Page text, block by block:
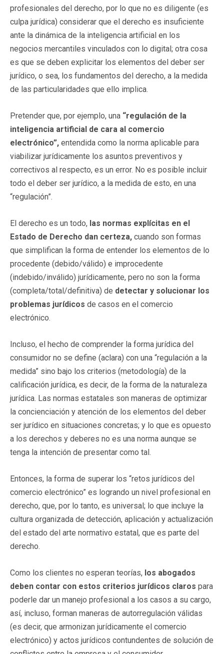
profesionales del derecho, por lo que no es diligente (es
culpa jurídica) considerar que el derecho es insuficiente
ante la dinámica de la inteligencia artificial en los
negocios mercantiles vinculados con lo digital; otra cosa
es que se deben explicitar los elementos del deber ser
jurídico, o sea, los fundamentos del derecho, a la medida
de las particularidades que ello implica.
Pretender que, por ejemplo, una “regulación de la
inteligencia artificial de cara al comercio
electrónico”, entendida como la norma aplicable para
viabilizar jurídicamente los asuntos preventivos y
correctivos al respecto, es un error. No es posible incluir
todo el deber ser jurídico, a la medida de esto, en una
“regulación”.
El derecho es un todo, las normas explícitas en el
Estado de Derecho dan certeza, cuando son formas
que simplifican la forma de entender los elementos de lo
procedente (debido/válido) e improcedente
(indebido/inválido) jurídicamente, pero no son la forma
(completa/total/definitiva) de detectar y solucionar los
problemas jurídicos de casos en el comercio
electrónico.
Incluso, el hecho de comprender la forma jurídica del
consumidor no se define (aclara) con una “regulación a la
medida” sino bajo los criterios (metodología) de la
calificación jurídica, es decir, de la forma de la naturaleza
jurídica. Las normas estatales son maneras de optimizar
la concienciación y atención de los elementos del deber
ser jurídico en situaciones concretas; y lo que es opuesto
a los derechos y deberes no es una norma aunque se
tenga la intención de presentar como tal.
Entonces, la forma de superar los “retos jurídicos del
comercio electrónico” es logrando un nivel profesional en
derecho, que, por lo tanto, es universal; lo que incluye la
cultura organizada de detección, aplicación y actualización
del estado del arte normativo estatal, que es parte del
derecho.
Como los clientes no esperan teorías, los abogados
deben contar con estos criterios jurídicos claros para
poderle dar un manejo profesional a los casos a su cargo,
así, incluso, forman maneras de autorregulación válidas
(es decir, que armonizan jurídicamente el comercio
electrónico) y actos jurídicos contundentes de solución de